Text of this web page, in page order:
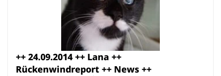
++ 24.09.2014 ++ Lana ++
Rückenwindreport ++ News ++